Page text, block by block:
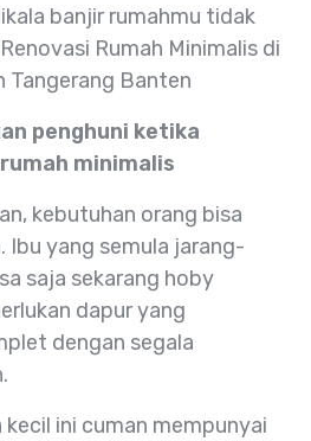
banjir rumahmu tidak
Rumah Minimalis di
Tangerang Banten
penghuni ketika
minimalis
kebutuhan orang bisa
Ibu yang semula jarang-
saja sekarang hoby
dapur yang
dengan segala
ini cuman mempunyai